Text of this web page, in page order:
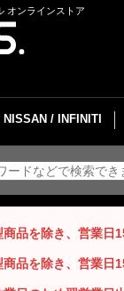
オンラインストア
NISSAN / INFINITI
品を除き、営業日
品を除き、営業日